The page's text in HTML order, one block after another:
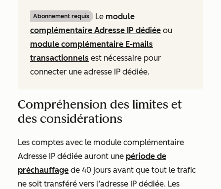
Abonnement requis Le module
complémentaire Adresse IP dédiée ou
module complémentaire E-mails
transactionnels est nécessaire pour
connecter une adresse IP dédiée.
Compréhension des limites et
des considérations
Les comptes avec le module complémentaire
Adresse IP dédiée auront une période de
préchauffage de 40 jours avant que tout le trafic
ne soit transféré vers l’adresse IP dédiée. Les